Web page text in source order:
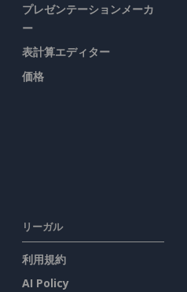
プレゼンテーションメーカ
ー
表計算エディター
価格
リーガル
利用規約
AI Policy